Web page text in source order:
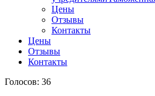
Цены
Отзывы
Контакты
Цены
Отзывы
Контакты
Голосов: 36